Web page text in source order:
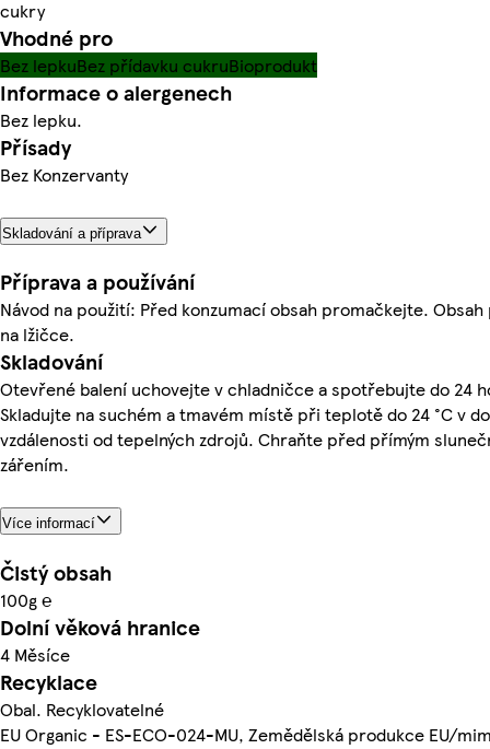
cukry
Vhodné pro
Bez lepkuBez přídavku cukruBioprodukt
Informace o alergenech
Bez lepku.
Přísady
Bez Konzervanty
Skladování a příprava
Příprava a používání
Návod na použití: Před konzumací obsah promačkejte.
na lžičce.
Skladování
Otevřené balení uchovejte v chladničce a spotřebujte do 24
Skladujte na suchém a tmavém místě při teplotě do 24 °C v
vzdálenosti od tepelných zdrojů. Chraňte před přímým
zářením.
Více informací
Čistý obsah
100g ℮
Dolní věková hranice
4 Měsíce
Recyklace
Obal. Recyklovatelné
EU Organic - ES-ECO-024-MU, Zemědělská produkce EU/